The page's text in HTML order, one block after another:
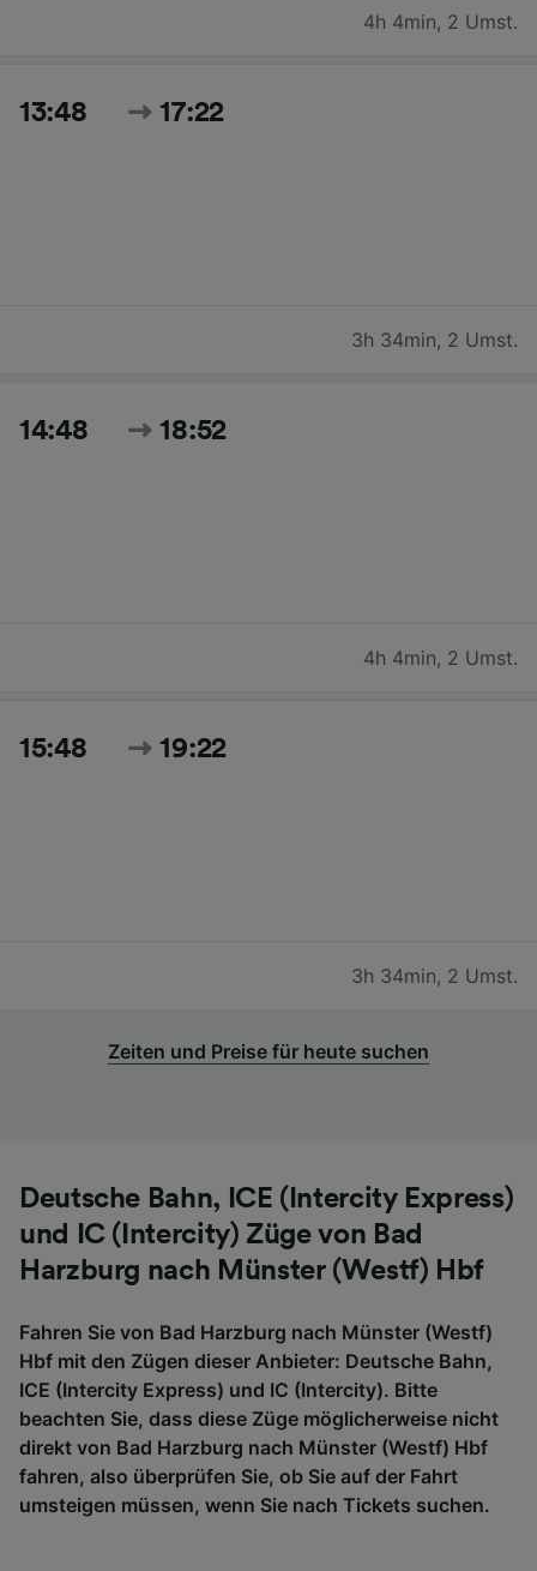
4h 4min, 2 Umst.
13:48 17:22
3h 34min, 2 Umst.
14:48 18:52
4h 4min, 2 Umst.
15:48 19:22
3h 34min, 2 Umst.
Zeiten und Preise für heute suchen
Deutsche Bahn, ICE (Intercity Express)
und IC (Intercity) Züge von Bad
Harzburg nach Münster (Westf) Hbf
Fahren Sie von Bad Harzburg nach Münster (Westf)
Hbf mit den Zügen dieser Anbieter: Deutsche Bahn,
ICE (Intercity Express) und IC (Intercity). Bitte
beachten Sie, dass diese Züge möglicherweise nicht
direkt von Bad Harzburg nach Münster (Westf) Hbf
fahren, also überprüfen Sie, ob Sie auf der Fahrt
umsteigen müssen, wenn Sie nach Tickets suchen.